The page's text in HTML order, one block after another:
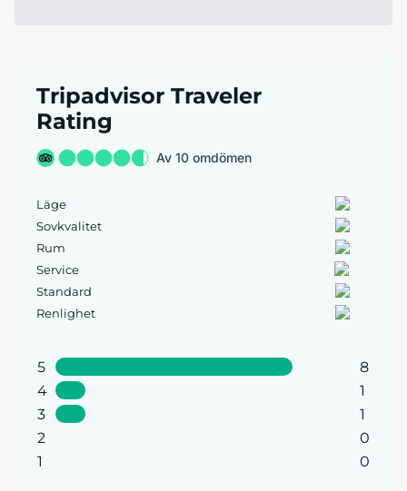
Tripadvisor Traveler
Rating
Av 10 omdömen
Läge
Sovkvalitet
Rum
Service
Standard
Renlighet
5
8
4
1
3
1
2
0
1
0